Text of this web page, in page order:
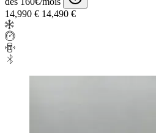
14,990 € 14,490 €